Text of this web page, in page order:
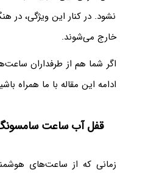
نشود. در کنار این ویژگی،
خارج می‌شوند.
اگر شما هم از طرفداران
ادامه این مقاله با ما همراه
قفل آب ساعت
زمانی که از ساعت‌های